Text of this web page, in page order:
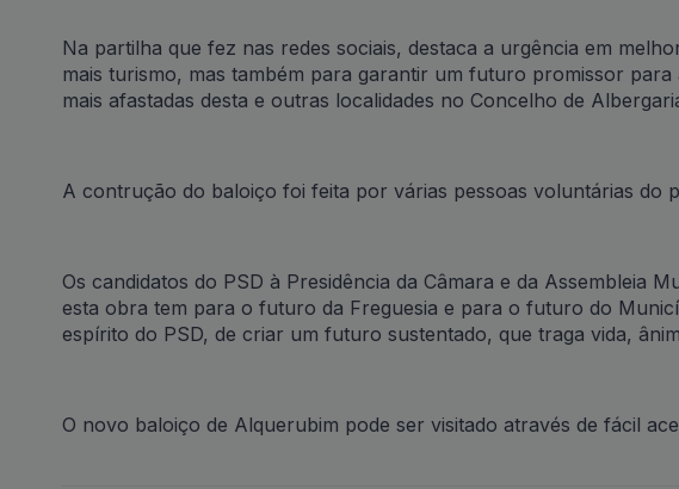
Na partilha que fez nas redes sociais, destaca a urgência em
mais turismo, mas também para garantir um futuro promissor
mais afastadas desta e outras localidades no Concelho de
A contrução do baloiço foi feita por várias pessoas voluntárias do
Os candidatos do PSD à Presidência da Câmara e da Assembleia
esta obra tem para o futuro da Freguesia e para o futuro do
espírito do PSD, de criar um futuro sustentado, que traga vida,
O novo baloiço de Alquerubim pode ser visitado através de fácil